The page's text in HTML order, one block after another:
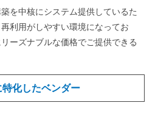
を中核にシステム提供しているた
利⽤がしやすい環境になってお
ーズナブルな価格でご提供できる
特化したベンダー